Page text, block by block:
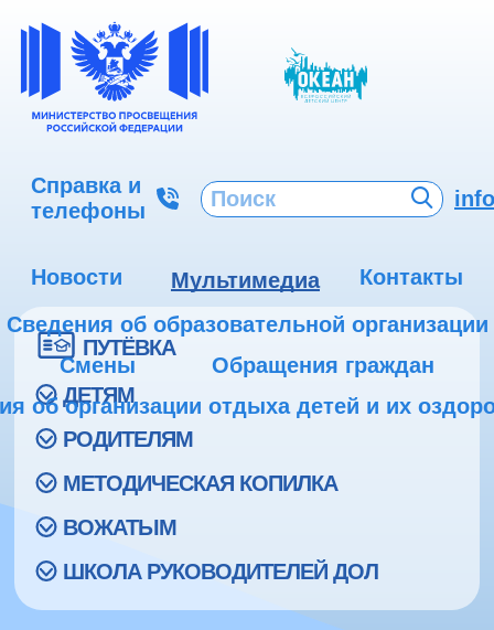
Справка и
телефоны
Новости Мультимедиа
Контакты
Сведения об образовательной организации
Смены
Обращения граждан
об организации отдыха детей и их
ПУТЁВКА
ДЕТЯМ
РОДИТЕЛЯМ
МЕТОДИЧЕСКАЯ КОПИЛКА
ВОЖАТЫМ
ШКОЛА РУКОВОДИТЕЛЕЙ ДОЛ